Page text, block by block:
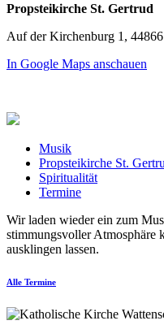
Propsteikirche St. Gertrud
Auf der Kirchenburg 1,
In Google Maps anschauen
Musik
Propsteikirche St.
Spiritualität
Termine
Wir laden wieder ein zum
stimmungsvoller Atmosphäre
ausklingen lassen.
Alle Termine